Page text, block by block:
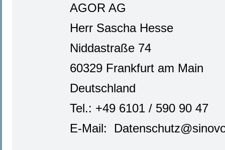
AGOR AG
Herr Sascha Hesse
Niddastraße 74
60329 Frankfurt am Main
Deutschland
Tel.: +49 6101 / 590 90 47
E-Mail: